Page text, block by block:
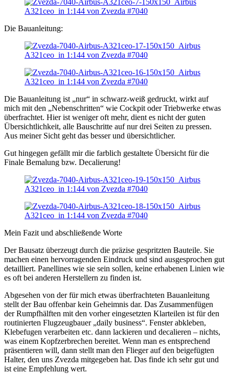
Die Bauanleitung:
Die Bauanleitung ist „nur“ in schwarz-weiß gedruckt, wirkt auf
mich mit den „Nebenschritten“ wie Cockpit oder Triebwerke etwas
überfrachtet. Hier ist weniger oft mehr, dient es nicht der guten
Übersichtlichkeit, alle Bauschritte auf nur drei Seiten zu pressen.
Aus meiner Sicht geht das besser und übersichtlicher.
Gut hingegen gefällt mir die farblich gestaltete Übersicht für die
Finale Bemalung bzw. Decalierung!
Mein Fazit und abschließende Worte
Der Bausatz überzeugt durch die präzise gespritzten Bauteile. Sie
machen einen hervorragenden Eindruck und sind ausgesprochen gut
detailliert. Panellines wie sie sein sollen, keine erhabenen Linien wie
es oft bei anderen Herstellern zu finden ist.
Abgesehen von der für mich etwas überfrachteten Bauanleitung
stellt der Bau offenbar kein Geheimnis dar. Das Zusammenfügen
der Rumpfhälften mit den vorher eingesetzten Klarteilen ist für den
routinierten Flugzeugbauer „daily business“. Fenster abkleben,
Klebefugen verarbeiten etc. dann lackieren und decalieren – nichts,
was einem Kopfzerbrechen bereitet. Wenn man es entsprechend
präsentieren will, dann stellt man den Flieger auf den beigefügten
Halter, den uns Zvezda mitgegeben hat. Das finde ich sehr gut und
ist eine Empfehlung wert.